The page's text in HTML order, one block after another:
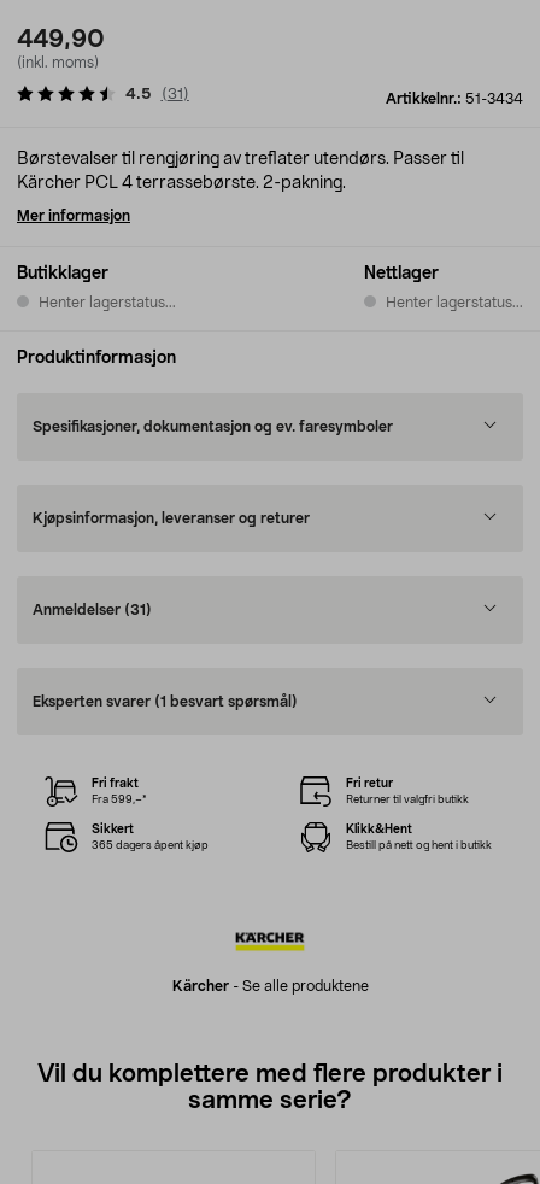
449,90
(inkl. moms)
Artikkelnr.: 51-3434
4.5 (31 )
Butikklager
Henter lagerstatus...
Nettlager
Henter lagerstatus...
Børstevalser til rengjøring av treflater utendørs. Passer til
Kärcher PCL 4 terrassebørste. 2-pakning.
Mer informasjon
Produktinformasjon
Spesifikasjoner, dokumentasjon og ev. faresymboler
Kjøpsinformasjon, leveranser og returer
Anmeldelser (31)
Eksperten svarer (1 besvart spørsmål)
Kärcher- Se alle produktene
Fri frakt
Fra 599,–*
Fri retur
Returner til valgfri butikk
Sikkert
365 dagers åpent kjøp
Klikk&Hent
Bestill på nett og hent i butikk
Vil du komplettere med flere produkter i
samme serie?